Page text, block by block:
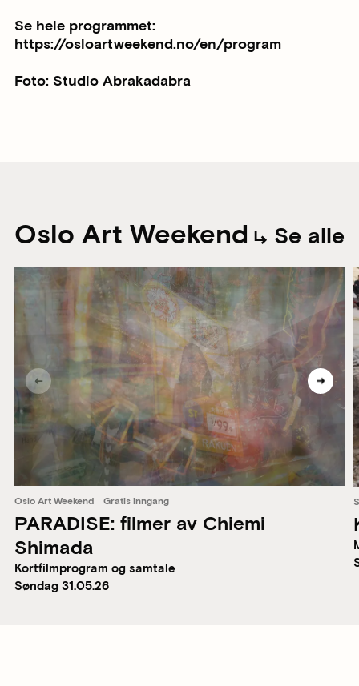
Se hele programmet:
https://osloartweekend.no/en/program
Foto: Studio Abrakadabra
Oslo Art Weekend Se alle
Oslo Art Weekend Gratis inngang
PARADISE: filmer av Chiemi
Shimada
Kortfilmprogram og samtale
Søndag 31.05.26